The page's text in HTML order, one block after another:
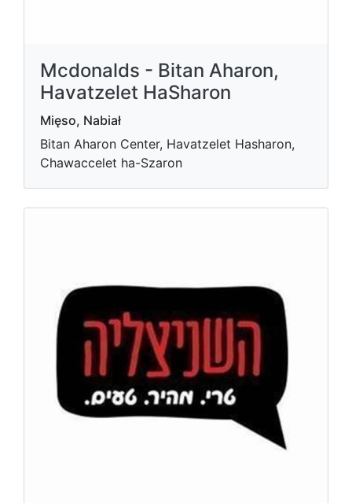
Mcdonalds - Bitan Aharon,
Havatzelet HaSharon
Mięso, Nabiał
Bitan Aharon Center, Havatzelet Hasharon,
Chawaccelet ha-Szaron